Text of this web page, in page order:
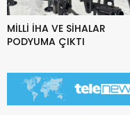
MİLLİ İHA VE SİHALAR
PODYUMA ÇIKTI